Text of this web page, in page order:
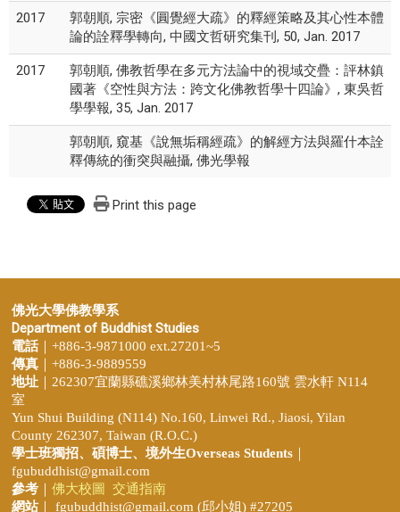
2017
郭朝順, 宗密《圓覺經大疏》的釋經策略及其心性本體
論的詮釋學轉向, 中國文哲研究集刊, 50, Jan. 2017
2017
郭朝順, 佛教哲學在多元方法論中的視域交疊：評林鎮
國著《空性與方法：跨文化佛教哲學十四論》, 東吳哲
學學報, 35, Jan. 2017
郭朝順, 窺基《說無垢稱經疏》的解經方法與羅什本詮
釋傳統的衝突與融攝, 佛光學報
Print this page
佛光大學佛教學系
Department of Buddhist Studies
電話｜+886-3-9871000 ext.27201~5
傳真 ｜+886-3-9889559
地址 ｜262307宜蘭縣礁溪鄉林美村林尾路160號 雲水軒 N114
室
Yun Shui Building (N114) No.160, Linwei Rd., Jiaosi, Yilan
County 262307, Taiwan (R.O.C.)
學士班獨招、 碩博士、境外生Overseas Students
fgubuddhist@gmail.com
參考
佛大校圖
交通指南
網站｜ fgubuddhist@gmail.com (邱小姐) #27205